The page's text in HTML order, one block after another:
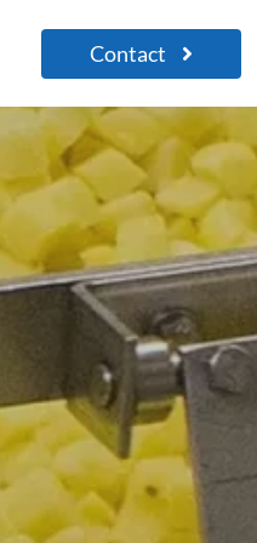
Contact